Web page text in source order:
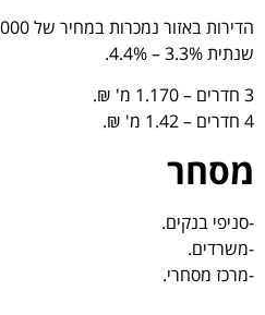
שנתית 3.3% – 4.4%.
3 חדרים – 1.170 מ' ₪.
4 חדרים – 1.42 מ' ₪.
מסחר
-סניפי בנקים.
-משרדים.
-מרכז מסחרי.